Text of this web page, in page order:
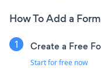
How To Add a
Create a Free
Start for free now